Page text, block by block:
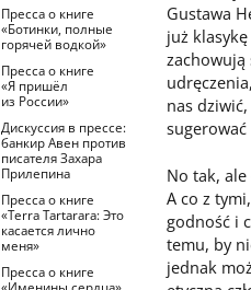
Пресса о книге
«Ботинки, полные
горячей водкой»
Пресса о книге
«Я пришёл
из России»
Дискуссия в прессе:
банкир Авен против
писателя Захара
Прилепина
Пресса о книге
«Terra Tartarara: Это
касается лично
меня»
Пресса о книге
Gustawa
już
zachowują
nas
No tak,
A co z
godność i
temu, by
jednak